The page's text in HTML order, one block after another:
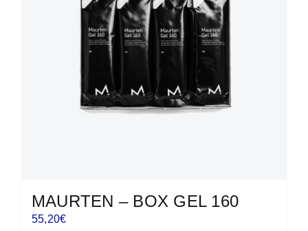
MAURTEN – BOX GEL 160
55,20€